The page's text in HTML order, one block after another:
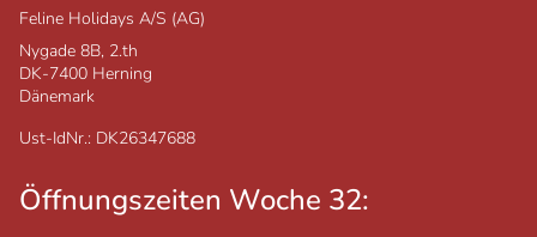
Feline Holidays A/S (AG)
Nygade 8B, 2.th
DK-7400 Herning
Dänemark
Ust-IdNr.: DK26347688
Öffnungszeiten Woche 32: